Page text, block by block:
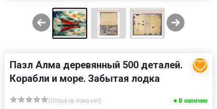
Пазл Алма деревянный 500 деталей.
Корабли и море. Забытая лодка
(Отзывов пока нет) В наличии